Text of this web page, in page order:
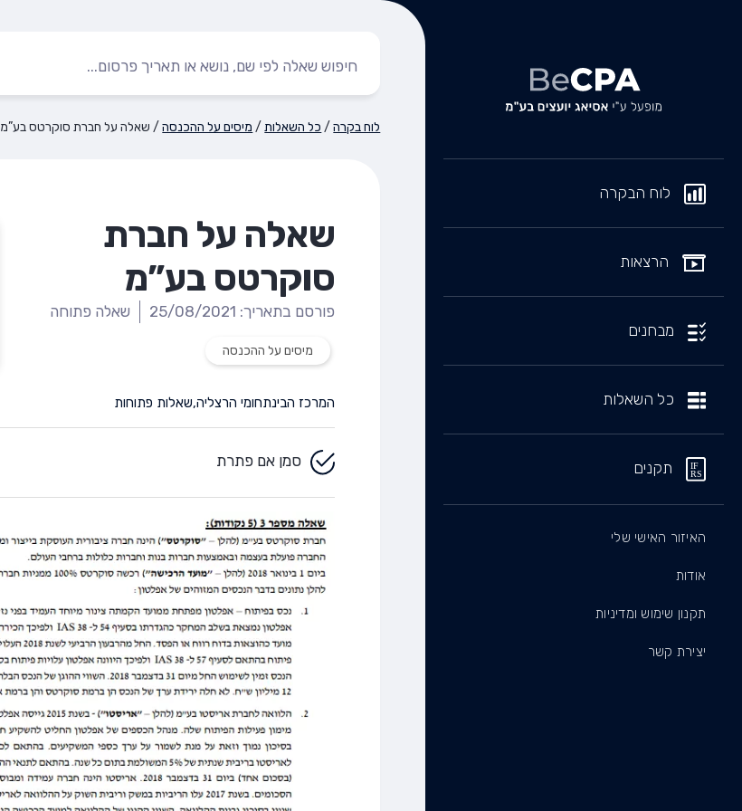
לוח הבקרה
הרצאות
מבחנים
כל השאלות
תקנים
האיזור האישי שלי
אודות
תקנון שימוש ומדיניות
יצירת קשר
לוח בקרה/ כל השאלות/ מיסים על ההכנסה/ שאלה על חברת סוקרטס בע”מ
שאלה על חברת
סוקרטס בע”מ
פורסם בתאריך: 25/08/2021 שאלה פתוחה
מיסים על ההכנסה
המרכז הבינתחומי הרצליה,שאלות פתוחות
סמן אם פתרת